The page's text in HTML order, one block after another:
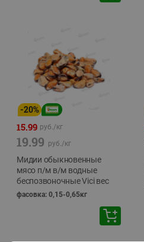
-20%
15.99 руб./кг
19.99 руб./кг
Мидии обыкновенные
мясо п/м в/м водные
беспозвоночные Vici вес
фасовка: 0,15-0,65кг